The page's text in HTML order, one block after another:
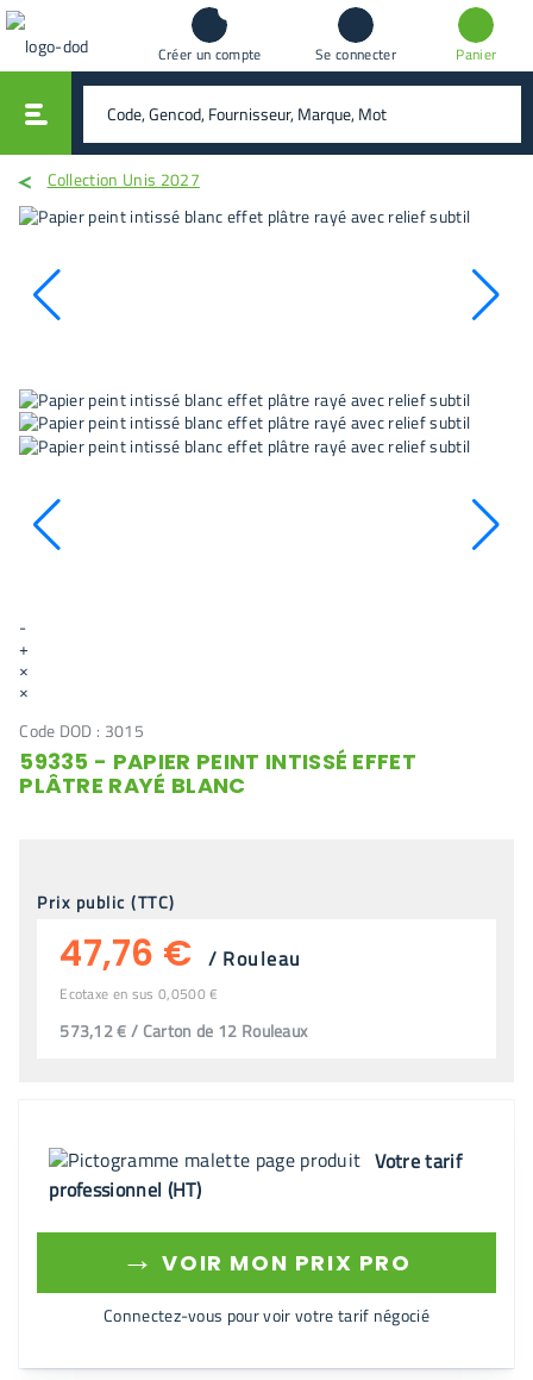
Créer un compte Se connecter Panier
rechercher
Collection Unis 2027
-
+
×
×
Code DOD : 3015
59335 - PAPIER PEINT INTISSÉ EFFET
PLÂTRE RAYÉ BLANC
Prix public (TTC)
47,76 € / Rouleau
Ecotaxe en sus 0,0500 €
573,12 € / Carton de 12 Rouleaux
Votre tarif
professionnel (HT)
→ VOIR MON PRIX PRO
Connectez-vous pour voir votre tarif négocié